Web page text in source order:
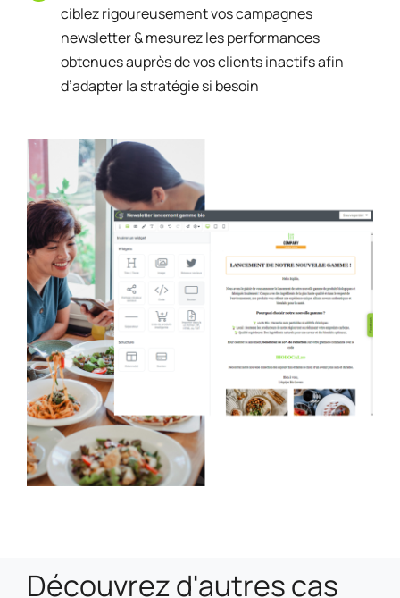
ciblez rigoureusement vos campagnes
newsletter & mesurez les performances
obtenues auprès de vos clients inactifs afin
d’adapter la stratégie si besoin
Découvrez d'autres cas